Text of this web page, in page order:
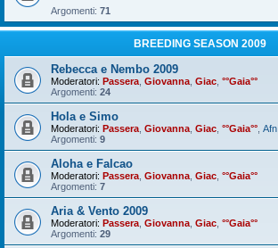
Argomenti: 71
BREEDING SEASON 2009
Rebecca e Nembo 2009
Moderatori: Passera Giovanna Giac °°Gaia°°
Argomenti: 24
Hola e Simo
Moderatori: Passera Giovanna Giac °°Gaia°° Afn
Argomenti: 9
Aloha e Falcao
Moderatori: Passera Giovanna Giac °°Gaia°°
Argomenti: 7
Aria & Vento 2009
Moderatori: Passera Giovanna Giac °°Gaia°°
Argomenti: 29